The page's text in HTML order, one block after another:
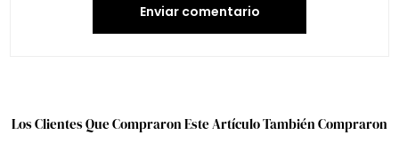
Enviar comentario
Los Clientes Que Compraron Este Artículo También Compraron